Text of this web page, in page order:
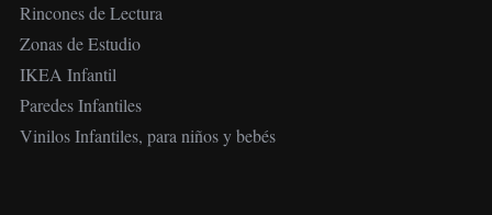
Rincones de Lectura
Zonas de Estudio
IKEA Infantil
Paredes Infantiles
Vinilos Infantiles, para niños y bebés